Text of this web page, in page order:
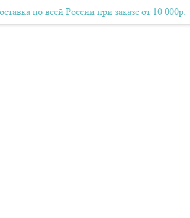
доставка по всей России при заказе от
по всей России при заказе от 10 000р.